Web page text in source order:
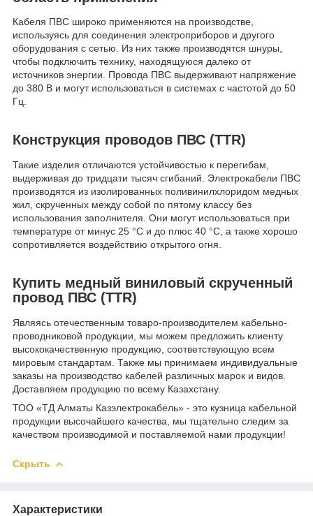
Кабеля ПВС широко применяются на производстве,
используясь для соединения электроприборов и другого
оборудования с сетью. Из них также производятся шнуры,
чтобы подключить технику, находящуюся далеко от
источников энергии. Провода ПВС выдерживают напряжение
до 380 В и могут использоваться в системах с частотой до 50
Гц.
Конструкция проводов ПВС (TTR)
Такие изделия отличаются устойчивостью к перегибам,
выдерживая до тридцати тысяч сгибаний. Электрокабели ПВС
производятся из изолированных поливинилхлоридом медных
жил, скрученных между собой по пятому классу без
использования заполнителя. Они могут использоваться при
температуре от минус 25 °С и до плюс 40 °С, а также хорошо
сопротивляется воздействию открытого огня.
Купить медный виниловый скрученный
провод ПВС (TTR)
Являясь отечественным товаро-производителем кабельно-
проводниковой продукции, мы можем предложить клиенту
высококачественную продукцию, соответствующую всем
мировым стандартам. Также мы принимаем индивидуальные
заказы на производство кабелей различных марок и видов.
Доставляем продукцию по всему Казахстану.
ТОО «ТД Алматы Казэлектрокабель» - это кузница кабельной
продукции высочайшего качества, мы тщательно следим за
качеством производимой и поставляемой нами продукции!
Скрыть
Характеристики